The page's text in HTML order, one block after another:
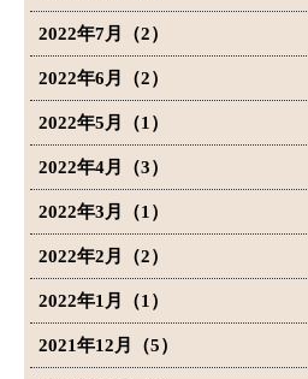
2022年7月（2）
2022年6月（2）
2022年5月（1）
2022年4月（3）
2022年3月（1）
2022年2月（2）
2022年1月（1）
2021年12月（5）